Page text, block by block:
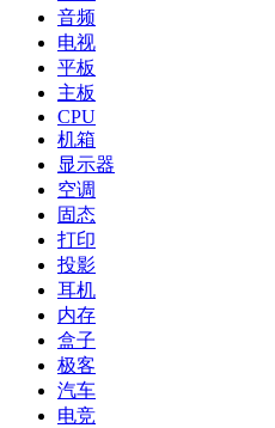
音频
电视
平板
主板
CPU
机箱
显示器
空调
固态
打印
投影
耳机
内存
盒子
极客
汽车
电竞